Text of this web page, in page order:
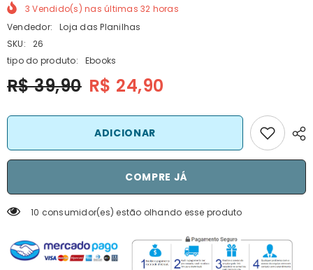
3 Vendido(s) nas últimas32 horas
Vendedor:
Loja das Planilhas
SKU:
26
tipo do produto:
Ebooks
R$ 39,90 R$ 24,90
ADICIONAR
COMPRE JÁ
10 consumidor(es) estão olhando esse produto